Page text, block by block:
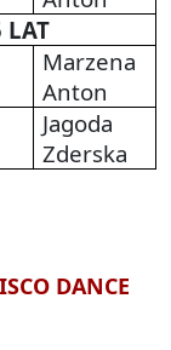
LAT
Marzena
Anton
Jagoda
Zderska
DANCE